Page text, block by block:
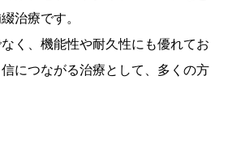
治療です。
く、機能性や耐久性にも優れてお
につながる治療として、多くの方